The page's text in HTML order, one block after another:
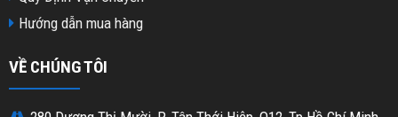
Hướng dẫn mua hàng
VỀ CHÚNG TÔI